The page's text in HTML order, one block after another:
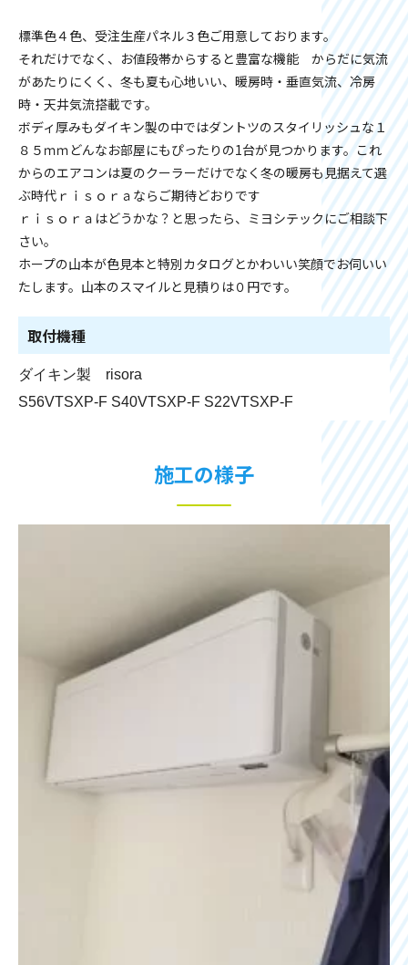
標準色４色、受注生産パネル３色ご用意しております。
それだけでなく、お値段帯からすると豊富な機能 からだに気流
があたりにくく、冬も夏も心地いい、暖房時・垂直気流、冷房
時・天井気流搭載です。
ボディ厚みもダイキン製の中ではダントツのスタイリッシュな１
８５ｍｍどんなお部屋にもぴったりの1台が見つかります。これ
からのエアコンは夏のクーラーだけでなく冬の暖房も見据えて選
ぶ時代ｒｉｓｏｒａならご期待どおりです
ｒｉｓｏｒａはどうかな？と思ったら、ミヨシテックにご相談下
さい。
ホープの山本が色見本と特別カタログとかわいい笑顔でお伺いい
たします。山本のスマイルと見積りは０円です。
取付機種
ダイキン製 risora
S56VTSXP-F S40VTSXP-F S22VTSXP-F
施工の様子